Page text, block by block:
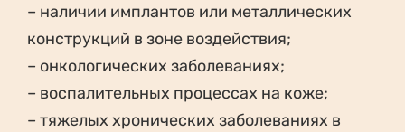
– наличии имплантов или металлических
конструкций в зоне воздействия;
– онкологических заболеваниях;
– воспалительных процессах на коже;
– тяжелых хронических заболеваниях в